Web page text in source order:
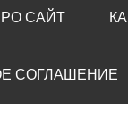
САЙТ
СОГЛАШЕНИЕ